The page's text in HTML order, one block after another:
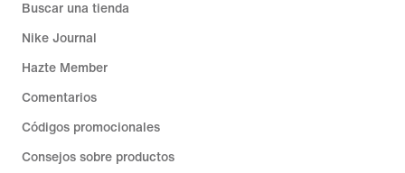
Buscar una tienda
Nike Journal
Hazte Member
Comentarios
Códigos promocionales
Consejos sobre productos